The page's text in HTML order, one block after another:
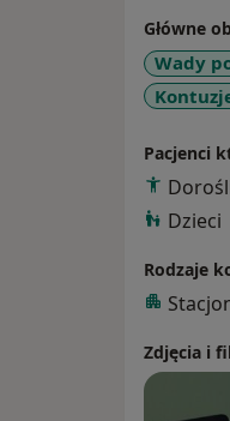
Główne
Wady
Pacjenci
Dzieci
Rodzaje
Zdjęcia i